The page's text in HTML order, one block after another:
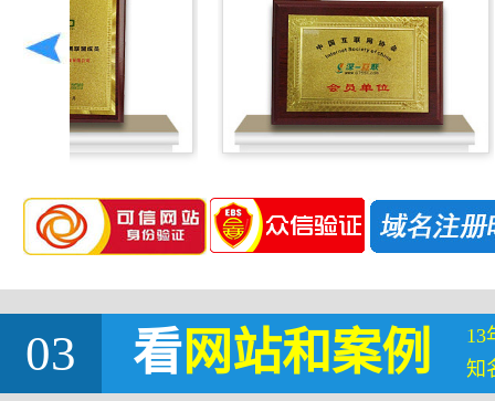
03 看网站和案例
13
知